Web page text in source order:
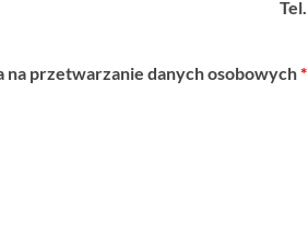
Tel.
na przetwarzanie danych osobowych*